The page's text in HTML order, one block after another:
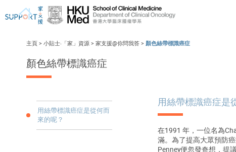
主頁 > 小貼士‧「家」資源 > 家支援@你問我答 > 顏色絲帶標識癌症
顏色絲帶標識癌症
用絲帶標識癌症是從何而
來的呢？
用絲帶標識癌症是
在1991 年，一位名為
滿。為了提高大眾預防
Penney便忽發奇想，提